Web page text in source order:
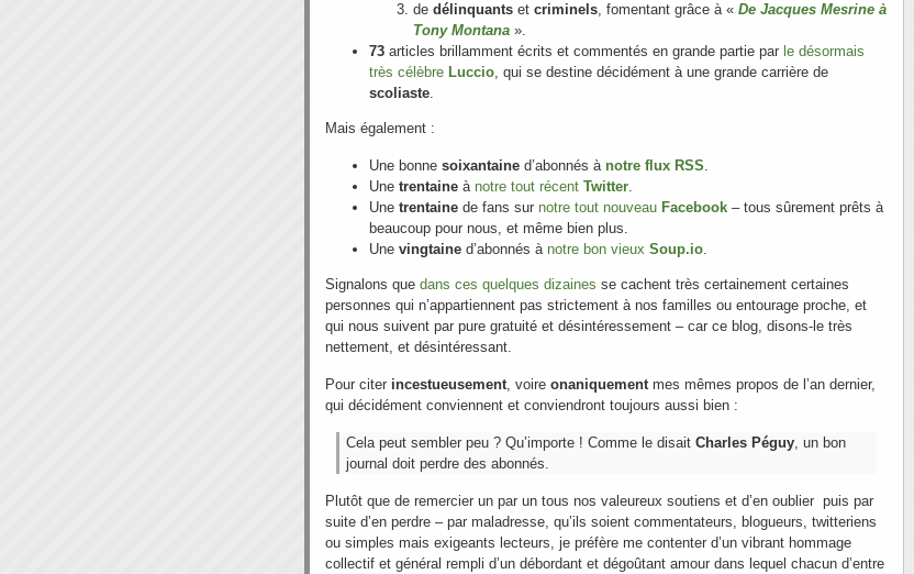
de délinquants et criminels, fomentant grâce à « De Jacques Mesrine à
Tony Montana ».
73 articles brillamment écrits et commentés en grande partie par le désormais
très célèbre Luccio, qui se destine décidément à une grande carrière de
scoliaste.
Mais également :
Une bonne soixantaine d’abonnés à notre flux RSS
Une trentaine à notre tout récent Twitter
Une trentaine de fans sur notre tout nouveau Facebook – tous sûrement prêts à
beaucoup pour nous, et même bien plus.
Une vingtaine d’abonnés à notre bon vieux Soup.io
Signalons que dans ces quelques dizaines se cachent très certainement certaines
personnes qui n’appartiennent pas strictement à nos familles ou entourage proche, et
qui nous suivent par pure gratuité et désintéressement – car ce blog, disons-le très
nettement, et désintéressant.
Pour citer incestueusement , voire onaniquement mes mêmes propos de l’an dernier,
qui décidément conviennent et conviendront toujours aussi bien :
Cela peut sembler peu ? Qu’importe ! Comme le disait Charles Péguy , un bon
journal doit perdre des abonnés.
Plutôt que de remercier un par un tous nos valeureux soutiens et d’en oublier puis par
suite d’en perdre – par maladresse, qu’ils soient commentateurs, blogueurs, twitteriens
ou simples mais exigeants lecteurs, je préfère me contenter d’un vibrant hommage
collectif et général rempli d’un débordant et dégoûtant amour dans lequel chacun d’entre